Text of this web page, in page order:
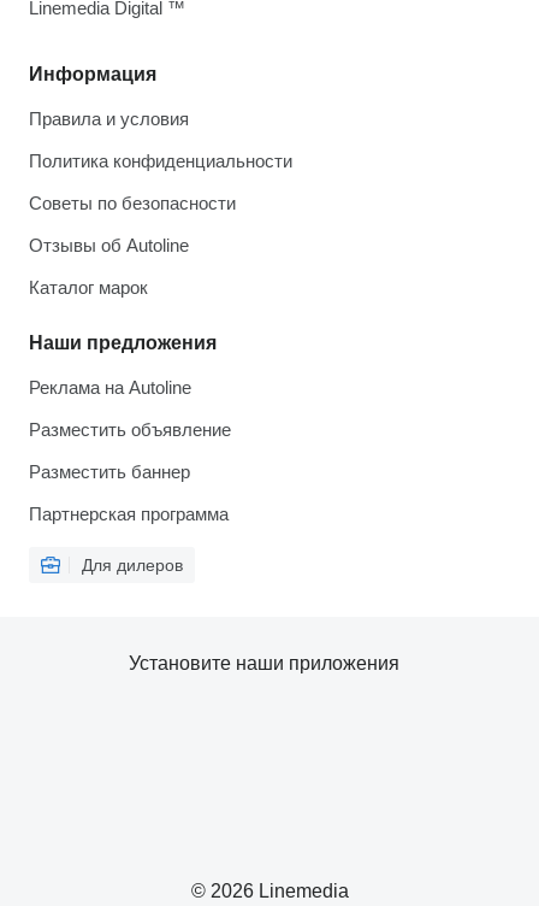
Информация
Правила и условия
Политика конфиденциальности
Советы по безопасности
Отзывы об Autoline
Каталог марок
Наши предложения
Реклама на Autoline
Разместить объявление
Разместить баннер
Партнерская программа
Для дилеров
Linemedia Digital ™
© 2026 Linemedia
Установите наши приложения